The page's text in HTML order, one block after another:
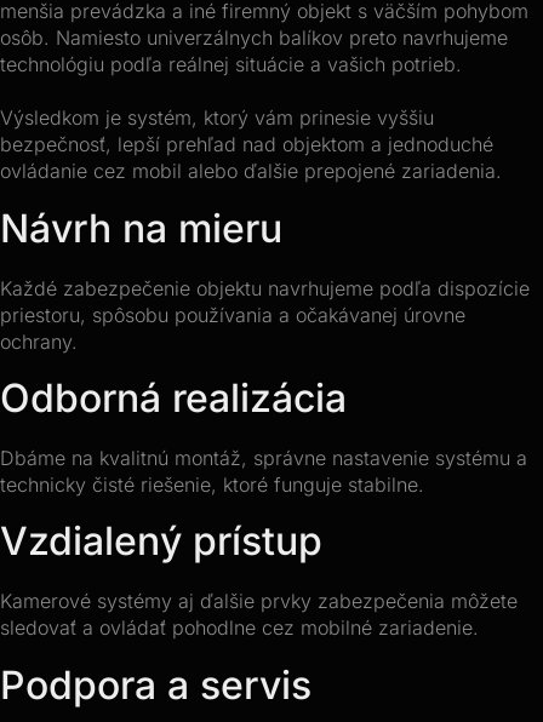
menšia prevádzka a iné firemný objekt s väčším pohybom
osôb. Namiesto univerzálnych balíkov preto navrhujeme
technológiu podľa reálnej situácie a vašich potrieb.
Výsledkom je systém, ktorý vám prinesie vyššiu
bezpečnosť, lepší prehľad nad objektom a jednoduché
ovládanie cez mobil alebo ďalšie prepojené zariadenia.
Návrh na mieru
Každé zabezpečenie objektu navrhujeme podľa dispozície
priestoru, spôsobu používania a očakávanej úrovne
ochrany.
Odborná realizácia
Dbáme na kvalitnú montáž, správne nastavenie systému a
technicky čisté riešenie, ktoré funguje stabilne.
Vzdialený prístup
Kamerové systémy aj ďalšie prvky zabezpečenia môžete
sledovať a ovládať pohodlne cez mobilné zariadenie.
Podpora a servis